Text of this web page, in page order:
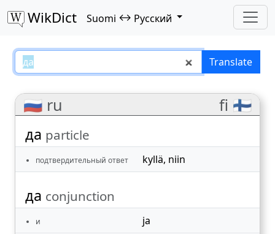
WikDict Suomi ↔ Русский
да – Suomi–Русский translations
Translate
🇷🇺 ru fi 🇫🇮
да particle
подтвердительный ответ kyllä, niin
да conjunction
и ja